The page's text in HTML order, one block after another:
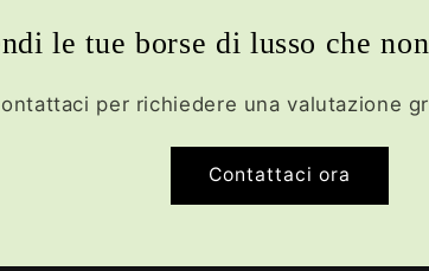
le tue borse di lusso che
per richiedere una valutazione
Contattaci ora